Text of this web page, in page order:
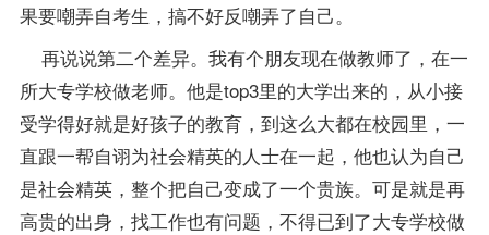
果要嘲弄自考生，搞不好反嘲弄了自己。
再说说第二个差异。我有个朋友现在做教师了，在一
所大专学校做老师。他是top3里的大学出来的，从小接
受学得好就是好孩子的教育，到这么大都在校园里，一
直跟一帮自诩为社会精英的人士在一起，他也认为自己
是社会精英，整个把自己变成了一个贵族。可是就是再
高贵的出身，找工作也有问题，不得已到了大专学校做